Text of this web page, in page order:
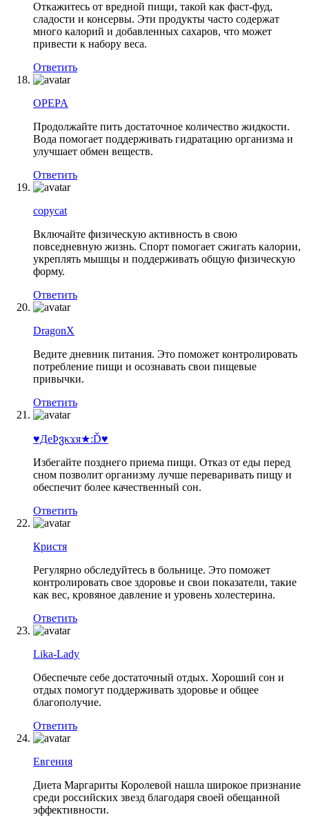
Откажитесь от вредной пищи, такой как фаст-фуд,
сладости и консервы. Эти продукты часто содержат
много калорий и добавленных сахаров, что может
привести к набору веса.
Ответить
OPEPA
Продолжайте пить достаточное количество жидкости.
Вода помогает поддерживать гидратацию организма и
улучшает обмен веществ.
Ответить
copycat
Включайте физическую активность в свою
повседневную жизнь. Спорт помогает сжигать калории,
укреплять мышцы и поддерживать общую физическую
форму.
Ответить
DragonX
Ведите дневник питания. Это поможет контролировать
потребление пищи и осознавать свои пищевые
привычки.
Ответить
♥ДеϷვκϫя★:Ď♥
Избегайте позднего приема пищи. Отказ от еды перед
сном позволит организму лучше переваривать пищу и
обеспечит более качественный сон.
Ответить
Кристя
Регулярно обследуйтесь в больнице. Это поможет
контролировать свое здоровье и свои показатели, такие
как вес, кровяное давление и уровень холестерина.
Ответить
Lika-Lady
Обеспечьте себе достаточный отдых. Хороший сон и
отдых помогут поддерживать здоровье и общее
благополучие.
Ответить
Евгения
Диета Маргариты Королевой нашла широкое признание
среди российских звезд благодаря своей обещанной
эффективности.